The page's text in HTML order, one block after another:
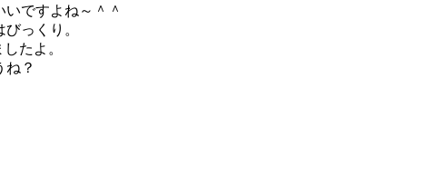
ですよね～＾＾
っくり。
たよ。
ね？